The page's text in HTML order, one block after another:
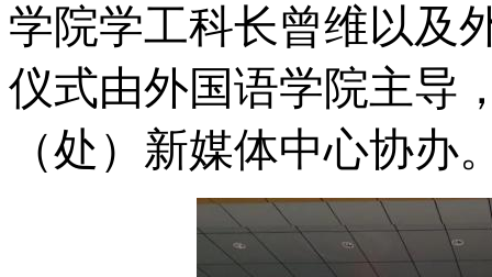
学院学工科长曾维以及
仪式由外国语学院主导
（处）新媒体中心协办